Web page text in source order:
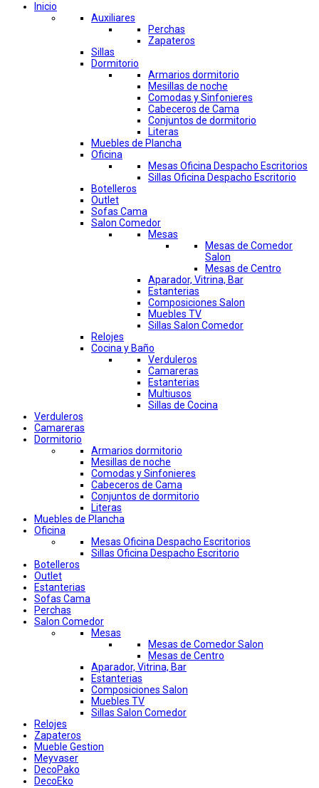
Inicio
Auxiliares
Perchas
Zapateros
Sillas
Dormitorio
Armarios dormitorio
Mesillas de noche
Comodas y Sinfonieres
Cabeceros de Cama
Conjuntos de dormitorio
Literas
Muebles de Plancha
Oficina
Mesas Oficina Despacho Escritorios
Sillas Oficina Despacho Escritorio
Botelleros
Outlet
Sofas Cama
Salon Comedor
Mesas
Mesas de Comedor
Salon
Mesas de Centro
Aparador, Vitrina, Bar
Estanterias
Composiciones Salon
Muebles TV
Sillas Salon Comedor
Relojes
Cocina y Baño
Verduleros
Camareras
Estanterias
Multiusos
Sillas de Cocina
Verduleros
Camareras
Dormitorio
Armarios dormitorio
Mesillas de noche
Comodas y Sinfonieres
Cabeceros de Cama
Conjuntos de dormitorio
Literas
Muebles de Plancha
Oficina
Mesas Oficina Despacho Escritorios
Sillas Oficina Despacho Escritorio
Botelleros
Outlet
Estanterias
Sofas Cama
Perchas
Salon Comedor
Mesas
Mesas de Comedor Salon
Mesas de Centro
Aparador, Vitrina, Bar
Estanterias
Composiciones Salon
Muebles TV
Sillas Salon Comedor
Relojes
Zapateros
Mueble Gestion
Meyvaser
DecoPako
DecoEko